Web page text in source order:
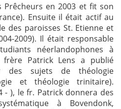
Prêcheurs en 2003 et fit son
Ensuite il était actif au
des paroisses St. Etienne et
2009). Il était responsable
néerlandophones à
Patrick Lens a publié
des sujets de théologie
et théologie trinitaire).
- ), le fr. Patrick donnera des
à Bovendonk,